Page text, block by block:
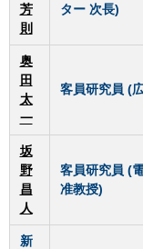
芳
則
ター 次長)
奥
田
太
一
客員研究員 (
坂
野
昌
人
客員研究員 (
准教授)
新